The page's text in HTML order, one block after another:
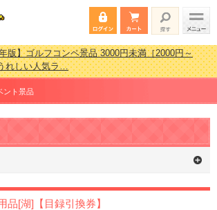
版】ゴルフコンペ景品 3000円未満［2000円～
れしい人気ラ…
版】ビンゴゲーム景品おすすめ金額別人気ランキ
版】ゴルフコンペ景品 3000円未満［2000円～
れしい人気ラ…
ント景品
品[湖]【目録引換券】